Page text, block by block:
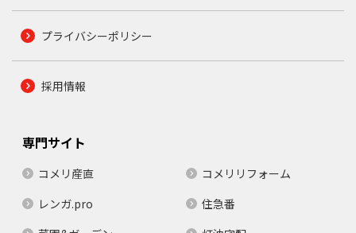
プライバシーポリシー
採用情報
専門サイト
コメリ産直
コメリリフォーム
レンガ.pro
住急番